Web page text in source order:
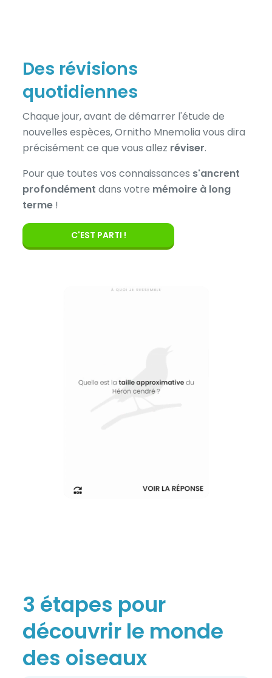
Des révisions
quotidiennes
Chaque jour, avant de démarrer l'étude de
nouvelles espèces, Ornitho Mnemolia vous dira
précisément ce que vous allez réviser.
Pour que toutes vos connaissances s'ancrent
profondément dans votre mémoire à long
terme !
C'EST PARTI !
3 étapes pour
découvrir le monde
des oiseaux